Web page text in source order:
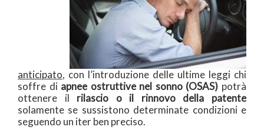
anticipato, con l’introduzione delle ultime leggi chi
soffre diapnee ostruttive nel sonno (OSAS) potrà
ottenere il rilascio o il rinnovo della patente
solamente se sussistono determinate condizioni e
seguendo un iter ben preciso.